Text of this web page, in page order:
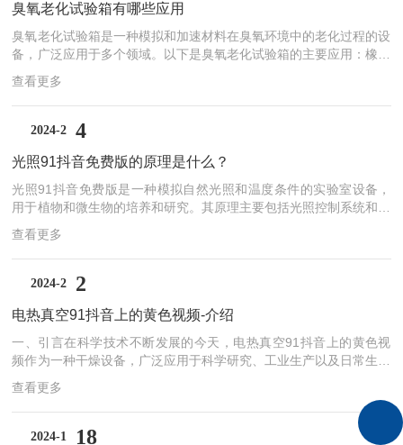
境。这种环境能够刺激植物细胞的分裂和分化，促进愈伤组织的形成
和植株的再生。光照91抖音免费版...
臭氧老化试验箱有哪些应用
臭氧老化试验箱是一种模拟和加速材料在臭氧环境中的老化过程的设
备，广泛应用于多个领域。以下是臭氧老化试验箱的主要应用：橡胶
工业：用于测试橡胶制品，如轮胎、密封件、胶管、传送带等，在臭
氧环境中的耐老化性能，评估其抗臭氧龟裂性能、断裂强度、伸长率
等指标。塑料工业：用于测试塑料制品，特别是那些暴露在户外或有
臭氧存在的环境中的塑料，以评估其在这些条件下的使用寿命和耐久
劣环境下的耐候性、抗老化性能，以及颜色、光泽等外观特性。电
子...
查看更多
2024-2 4
光照91抖音免费版的原理是什么？
光照91抖音免费版是一种模拟自然光照和温度条件的实验室设备，
用于植物和微生物的培养和研究。其原理主要包括光照控制系统和温
度控制系统两个方面。光照控制系统是光照91抖音免费版的核心部
分，主要通过LED等可调光光源提供光照条件。光源的选择对于植物
的生长至关重要，因为不同植物对光谱的需求不同。通过调节电流大
小，可以调节光照强度，以满足不同植物生长阶段的需求。同时，通
光照控制系统的智能化程度越高，越能精确地模拟自然环境的光照条
件，为植物提供...
查看更多
2024-2 2
电热真空91抖音上的黄色视频-介绍
一、引言在科学技术不断发展的今天，电热真空91抖音上的黄色视
频作为一种干燥设备，广泛应用于科学研究、工业生产以及日常生活
中。它以其高效、节能、环保等特点，为各行各业带来了较大的便
利。本文将对该设备的原理、应用和未来发展进行深入探讨。二、原
理电热真空91抖音上的黄色视频通过电热元件加热，利用真空泵抽
出箱内的空气，形成低气压环境，从而加快了物料的干燥速度。其主
查看更多
2024-1 18